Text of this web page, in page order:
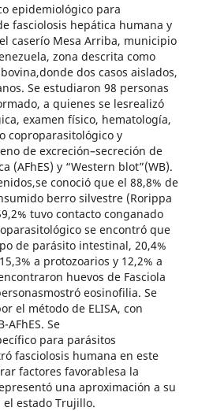
epidemiológico para
fasciolosis hepática humana y
caserío Mesa Arriba, municipio
zona descrita como
dos casos aislados,
Se estudiaron 98 personas
a quienes se lesrealizó
examen físico, hematología,
coproparasitológico y
de excreción–secreción de
(AFhES) y “Western blot”(WB).
conoció que el 88,8% de
berro silvestre (Rorippa
tuvo contacto conganado
se encontró que
de parásito intestinal, 20,4%
a protozoarios y 12,2% a
huevos de Fasciola
eosinofilia. Se
el método de ELISA, con
AFhES. Se
para parásitos
fasciolosis humana en este
factores favorablesa la
una aproximación a su
estado Trujillo.